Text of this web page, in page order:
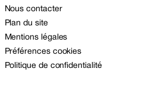
Nous contacter
Plan du site
Mentions légales
Préférences cookies
Politique de confidentialité